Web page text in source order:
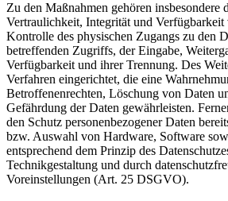
Zu den Maßnahmen gehören insbesondere
Vertraulichkeit, Integrität und
Kontrolle des physischen Zugangs zu den
betreffenden Zugriffs, der Eingabe,
Verfügbarkeit und ihrer Trennung. Des
Verfahren eingerichtet, die eine
Betroffenenrechten, Löschung von Daten
Gefährdung der Daten gewährleisten.
den Schutz personenbezogener Daten
bzw. Auswahl von Hardware, Software
entsprechend dem Prinzip des
Technikgestaltung und durch
Voreinstellungen (Art. 25 DSGVO).